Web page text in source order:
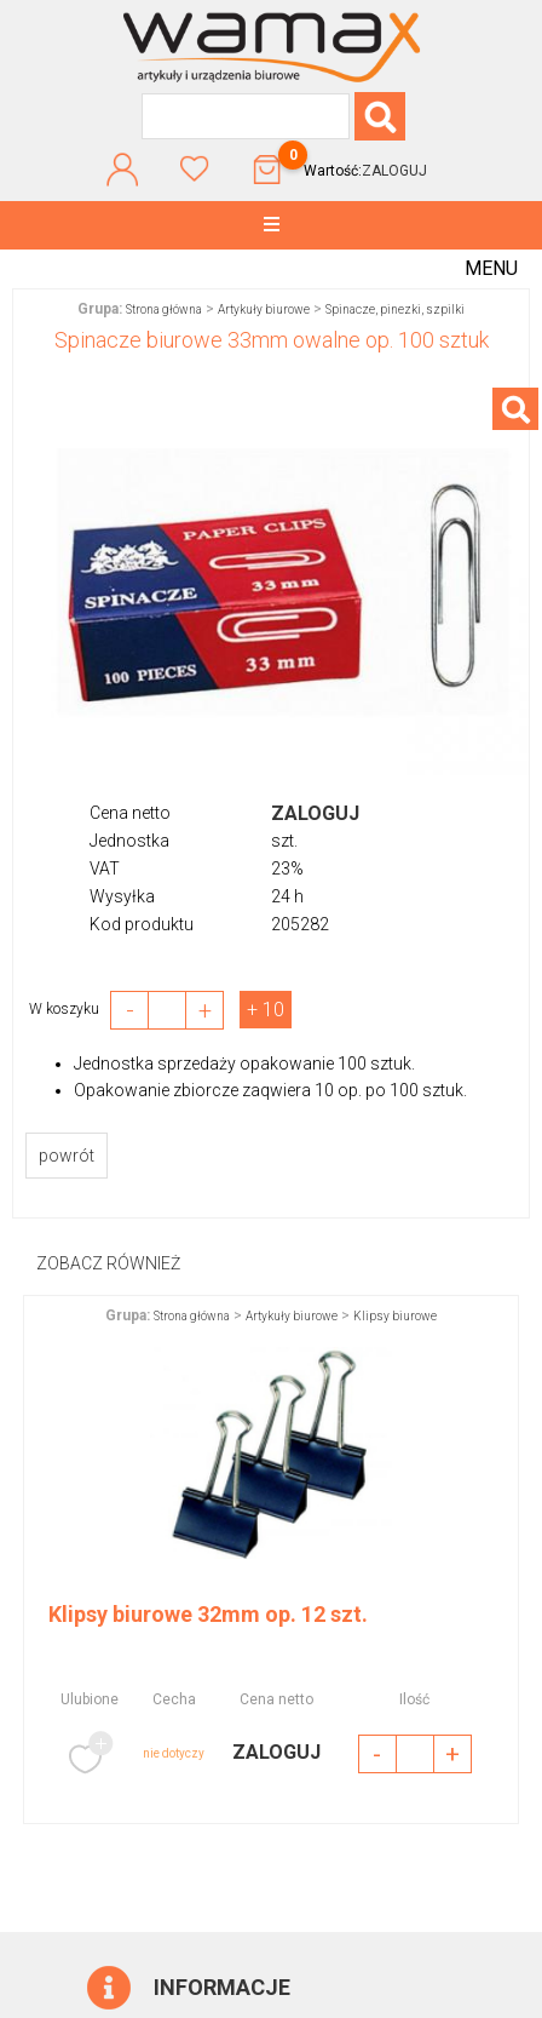
0
Wartość:ZALOGUJ
MENU
Grupa: Strona główna > Artykuły biurowe > Spinacze, pinezki, szpilki
Spinacze biurowe 33mm owalne op. 100 sztuk
Cena netto ZALOGUJ
Jednostka
szt.
VAT
23%
Wysyłka
24 h
Kod produktu
205282
W koszyku - + + 10
Jednostka sprzedaży opakowanie 100 sztuk.
Opakowanie zbiorcze zaqwiera 10 op. po 100 sztuk.
powrót
ZOBACZ RÓWNIEŻ
Grupa: Strona główna > Artykuły biurowe > Klipsy biurowe
Klipsy biurowe 32mm op. 12 szt.
Ulubione Cecha Cena netto Ilość
nie dotyczy ZALOGUJ - +
INFORMACJE